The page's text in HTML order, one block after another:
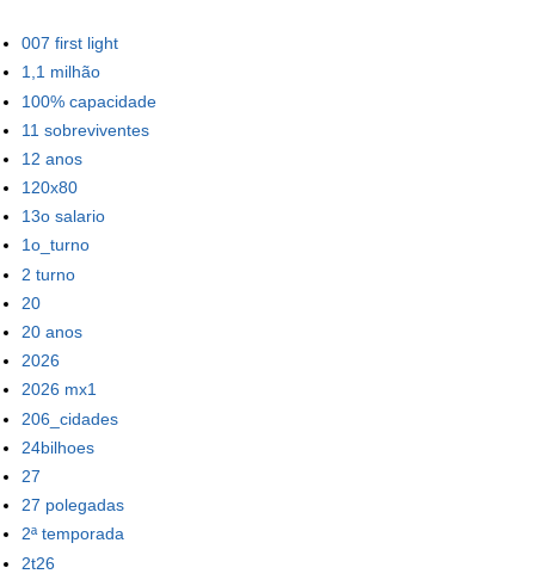
007 first light
1,1 milhão
100% capacidade
11 sobreviventes
12 anos
120x80
13o salario
1o_turno
2 turno
20
20 anos
2026
2026 mx1
206_cidades
24bilhoes
27
27 polegadas
2ª temporada
2t26